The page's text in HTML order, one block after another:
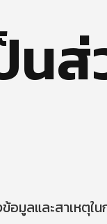
น
ข้อมูลและสาเ